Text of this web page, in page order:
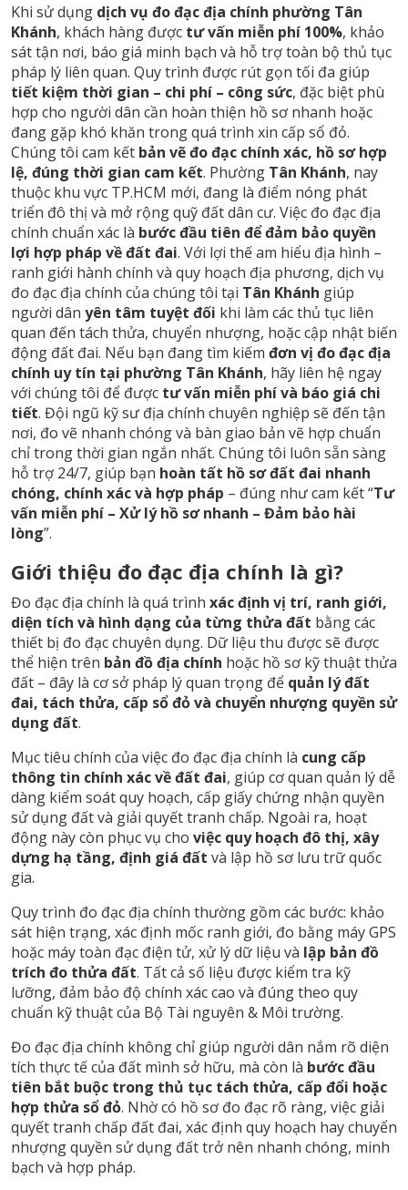
Khi sử dụng dịch vụ đo đạc địa chính phường Tân
Khánh, khách hàng được tư vấn miễn phí 100%, khảo
sát tận nơi, báo giá minh bạch và hỗ trợ toàn bộ thủ tục
pháp lý liên quan. Quy trình được rút gọn tối đa giúp
tiết kiệm thời gian – chi phí – công sức, đặc biệt phù
hợp cho người dân cần hoàn thiện hồ sơ nhanh hoặc
đang gặp khó khăn trong quá trình xin cấp sổ đỏ.
Chúng tôi cam kết bản vẽ đo đạc chính xác, hồ sơ hợp
lệ, đúng thời gian cam kết. Phường Tân Khánh, nay
thuộc khu vực TP.HCM mới, đang là điểm nóng phát
triển đô thị và mở rộng quỹ đất dân cư. Việc đo đạc địa
chính chuẩn xác là bước đầu tiên để đảm bảo quyền
lợi hợp pháp về đất đai. Với lợi thế am hiểu địa hình –
ranh giới hành chính và quy hoạch địa phương, dịch vụ
đo đạc địa chính của chúng tôi tại Tân Khánh giúp
người dân yên tâm tuyệt đối khi làm các thủ tục liên
quan đến tách thửa, chuyển nhượng, hoặc cập nhật biến
động đất đai. Nếu bạn đang tìm kiếm đơn vị đo đạc địa
chính uy tín tại phường Tân Khánh, hãy liên hệ ngay
với chúng tôi để được tư vấn miễn phí và báo giá chi
tiết. Đội ngũ kỹ sư địa chính chuyên nghiệp sẽ đến tận
nơi, đo vẽ nhanh chóng và bàn giao bản vẽ hợp chuẩn
chỉ trong thời gian ngắn nhất. Chúng tôi luôn sẵn sàng
hỗ trợ 24/7, giúp bạn hoàn tất hồ sơ đất đai nhanh
chóng, chính xác và hợp pháp – đúng như cam kết “Tư
vấn miễn phí – Xử lý hồ sơ nhanh – Đảm bảo hài
lòng”.
Giới thiệu đo đạc địa chính là gì?
Đo đạc địa chính là quá trình xác định vị trí, ranh giới,
diện tích và hình dạng của từng thửa đất bằng các
thiết bị đo đạc chuyên dụng. Dữ liệu thu được sẽ được
thể hiện trên bản đồ địa chính hoặc hồ sơ kỹ thuật thửa
đất – đây là cơ sở pháp lý quan trọng để quản lý đất
đai, tách thửa, cấp sổ đỏ và chuyển nhượng quyền sử
dụng đất.
Mục tiêu chính của việc đo đạc địa chính là cung cấp
thông tin chính xác về đất đai, giúp cơ quan quản lý dễ
dàng kiểm soát quy hoạch, cấp giấy chứng nhận quyền
sử dụng đất và giải quyết tranh chấp. Ngoài ra, hoạt
động này còn phục vụ cho việc quy hoạch đô thị, xây
dựng hạ tầng, định giá đất và lập hồ sơ lưu trữ quốc
gia.
Quy trình đo đạc địa chính thường gồm các bước: khảo
sát hiện trạng, xác định mốc ranh giới, đo bằng máy GPS
hoặc máy toàn đạc điện tử, xử lý dữ liệu và lập bản đồ
trích đo thửa đất. Tất cả số liệu được kiểm tra kỹ
lưỡng, đảm bảo độ chính xác cao và đúng theo quy
chuẩn kỹ thuật của Bộ Tài nguyên & Môi trường.
Đo đạc địa chính không chỉ giúp người dân nắm rõ diện
tích thực tế của đất mình sở hữu, mà còn là bước đầu
tiên bắt buộc trong thủ tục tách thửa, cấp đổi hoặc
hợp thửa sổ đỏ. Nhờ có hồ sơ đo đạc rõ ràng, việc giải
quyết tranh chấp đất đai, xác định quy hoạch hay chuyển
nhượng quyền sử dụng đất trở nên nhanh chóng, minh
bạch và hợp pháp.